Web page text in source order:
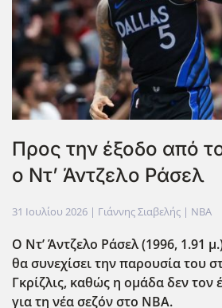
Προς την έξοδο από
ο Ντ’ Άντζελο Ράσελ
31 Ιουλίου 2026 | Γιάννης Σιαβελής | NBA
Ο Ντ’ Άντζελο Ράσελ (1996, 1.91
θα συνεχίσει την παρουσία του
Γκρίζλις, καθώς η ομάδα δεν τον
για τη νέα σεζόν στο NBA.